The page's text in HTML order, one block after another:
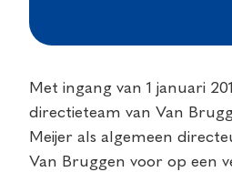
Met ingang van 1 januari
directieteam van Van
Meijer als algemeen
Van Bruggen voor op een